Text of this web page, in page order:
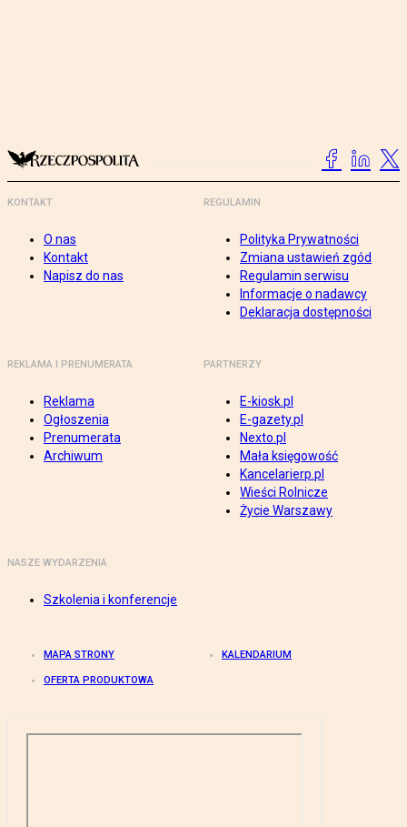
KONTAKT
O nas
Kontakt
Napisz do nas
REGULAMIN
Polityka Prywatności
Zmiana ustawień zgód
Regulamin serwisu
Informacje o nadawcy
Deklaracja dostępności
REKLAMA I PRENUMERATA
Reklama
Ogłoszenia
Prenumerata
Archiwum
PARTNERZY
E-kiosk.pl
E-gazety.pl
Nexto.pl
Mała księgowość
Kancelarierp.pl
Wieści Rolnicze
Życie Warszawy
NASZE WYDARZENIA
Szkolenia i konferencje
MAPA STRONY KALENDARIUM
OFERTA PRODUKTOWA